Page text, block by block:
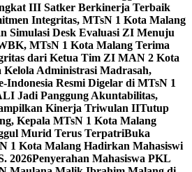
III Satker Berkinerja Terbaik
Integritas, MTsN 1 Kota Malang
Simulasi Desk Evaluasi ZI Menuju
MTsN 1 Kota Malang Terima
dari Ketua Tim ZI MAN 2 Kota
Administrasi Madrasah,
Indonesia Resmi Digelar di MTsN 1
Jadi Panggung Akuntabilitas,
Kinerja Triwulan IITutup
Kepala MTsN 1 Kota Malang
Murid Terus TerpatriBuka
1 Kota Malang Hadirkan Mahasiswi
2026Penyerahan Mahasiswa PKL